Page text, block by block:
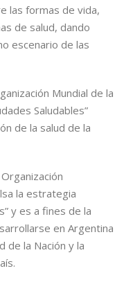
las formas de vida,
de salud, dando
escenario de las
Mundial de la
Saludables”
de la salud de la
la estrategia
y es a fines de la
en Argentina
de la Nación y la